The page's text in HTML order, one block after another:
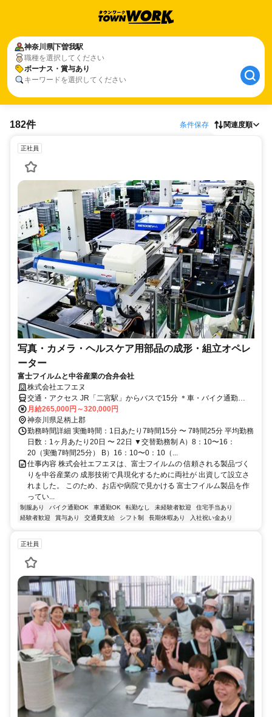
神奈川県下曽我駅
職種を選択してください
ボーナス・賞与あり
キーワードを選択してください
182件 条件保存 関連度順
正社員
写真・カメラ・ヘルスケア用部品の成形・組立オペレ
ーター
富士フイルムと中谷産業の合弁会社
株式会社エフエヌ
交通・アクセス JR「二宮駅」からバスで15分 ＊車・バイク通勤
OK（無料駐車場あり）
月給265,000円～320,000円
神奈川県足柄上郡
勤務時間詳細 実働時間：1日あたり7時間15分 〜 7時間25分 平均勤務
日数：1ヶ月あたり20日 〜 22日 ▼交替勤務制 A）8：10〜16：
20（実働7時間25分） B）16：10〜0：10（...
仕事内容 株式会社エフエヌは、富士フイルムの 信頼される製品づく
りを中谷産業の 成形技術で具現化するために両社が 出資して設立さ
れました。 このため、お店や病院で見かける 富士フイルム製品を作
ってい...
制服あり バイク通勤OK 車通勤OK 転勤なし 未経験者歓迎
住宅手当あり
経験者歓迎
賞与あり 交通費支給 シフト制 長期休暇あり 入社祝い金あり
正社員